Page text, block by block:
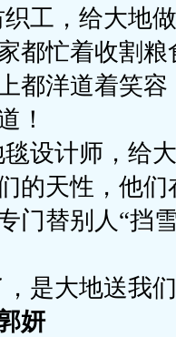
工，给大地
都忙着收割
都洋道着笑
！
设计师，给
的天性，他
替别人“挡
，是大地送我
妍